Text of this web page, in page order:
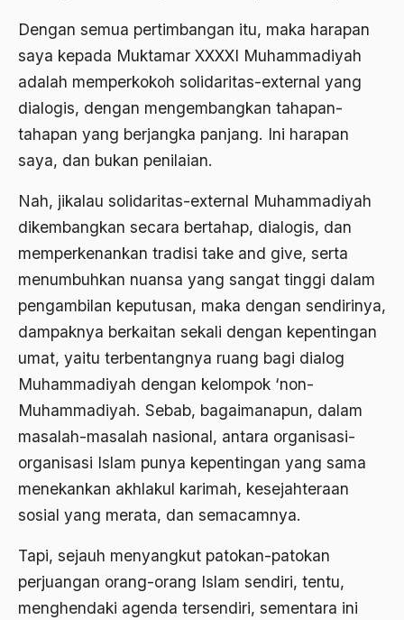
Dengan semua pertimbangan itu, maka harapan
saya kepada Muktamar XXXXI Muhammadiyah
adalah memperkokoh solidaritas-external yang
dialogis, dengan mengembangkan tahapan-
tahapan yang berjangka panjang. Ini harapan
saya, dan bukan penilaian.
Nah, jikalau solidaritas-external Muhammadiyah
dikembangkan secara bertahap, dialogis, dan
memperkenankan tradisi take and give, serta
menumbuhkan nuansa yang sangat tinggi dalam
pengambilan keputusan, maka dengan sendirinya,
dampaknya berkaitan sekali dengan kepentingan
umat, yaitu terbentangnya ruang bagi dialog
Muhammadiyah dengan kelompok ‘non-
Muhammadiyah. Sebab, bagaimanapun, dalam
masalah-masalah nasional, antara organisasi-
organisasi Islam punya kepentingan yang sama
menekankan akhlakul karimah, kesejahteraan
sosial yang merata, dan semacamnya.
Tapi, sejauh menyangkut patokan-patokan
perjuangan orang-orang Islam sendiri, tentu,
menghendaki agenda tersendiri, sementara ini
Aliran Kepercayaan
Alistair Cook
Allah
ALmanak
Alternatif Moral
Alternatif Nilai
Alternatif Politis
Alumni Sayid Al-Maliki
Alvin W. Gouldner
Amangkurat
Amar Ma'ruf Nahi Munkar
Ambivalen
ambon
Amien Rais